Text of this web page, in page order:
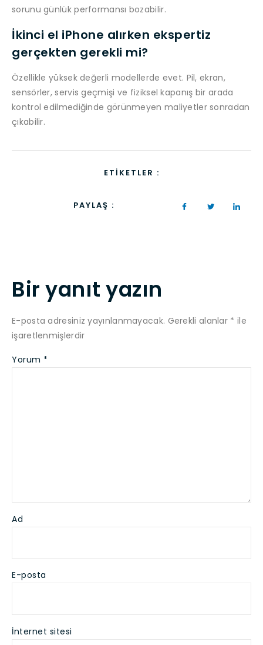
sorunu günlük performansı bozabilir.
İkinci el iPhone alırken ekspertiz
gerçekten gerekli mi?
Özellikle yüksek değerli modellerde evet. Pil, ekran,
sensörler, servis geçmişi ve fiziksel kapanış bir arada
kontrol edilmediğinde görünmeyen maliyetler sonradan
çıkabilir.
ETIKETLER :
PAYLAŞ :
Bir yanıt yazın
E-posta adresiniz yayınlanmayacak. Gerekli alanlar * ile
işaretlenmişlerdir
Yorum *
Ad
E-posta
İnternet sitesi